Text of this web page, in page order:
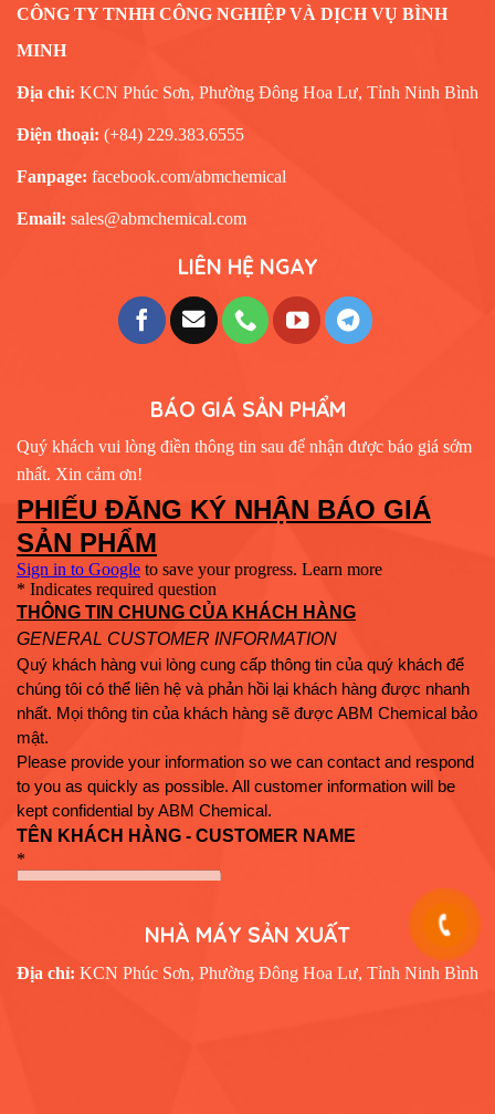
CÔNG TY TNHH CÔNG NGHIỆP VÀ DỊCH VỤ BÌNH
MINH
Địa chỉ: KCN Phúc Sơn, Phường Đông Hoa Lư, Tỉnh Ninh Bình
Điện thoại: (+84) 229.383.6555
Fanpage: facebook.com/abmchemical
Email: sales@abmchemical.com
LIÊN HỆ NGAY
BÁO GIÁ SẢN PHẨM
Quý khách vui lòng điền thông tin sau để nhận được báo giá sớm
nhất. Xin cảm ơn!
NHÀ MÁY SẢN XUẤT
Địa chỉ: KCN Phúc Sơn, Phường Đông Hoa Lư, Tỉnh Ninh Bình